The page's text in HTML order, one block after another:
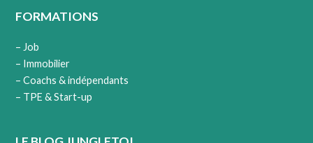
FORMATIONS
– Job
– Immobilier
– Coachs & indépendants
– TPE & Start-up